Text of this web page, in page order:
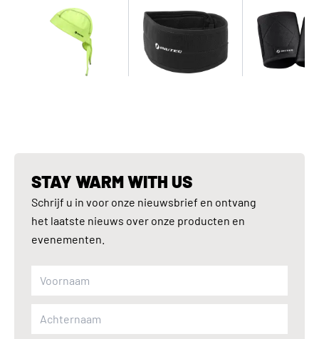
STAY WARM WITH US
Schrijf u in voor onze nieuwsbrief en ontvang
het laatste nieuws over onze producten en
evenementen.